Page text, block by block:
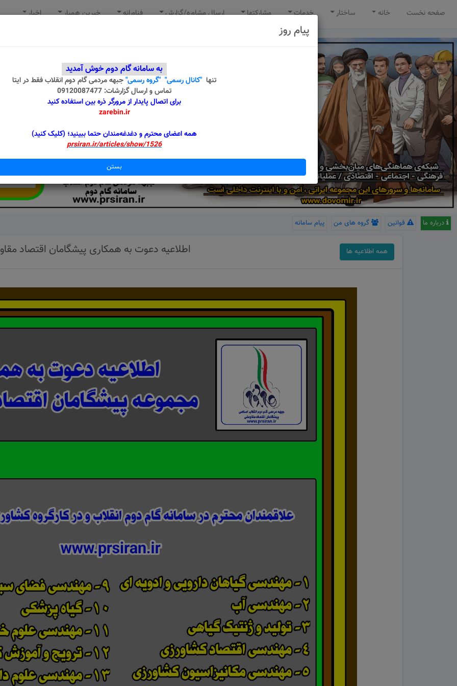
صفحه نخست خانه ساختار خدمات مشارکتها ارسال مشاوره/گزارش فناورانه خیرین همیار اخبار
درباره ما قوانین گروه های من پیام سامانه
همه اطلاعیه ها اطلاعیه دعوت به همکاری پیشگامان اقتصاد
پیام روز
به سامانه گام دوم خوش آمدید
تنها"کانال رسمی" "گروه رسمی"جبهه مردمی گام دوم انقلابفقط در ایتا
تماس و ارسال گزارشات: 09120087477
برای اتصال پایدار از مرورگر ذره بین استفاده کنید
zarebin.ir
همه اعضای محترم و دغدغه‌مندان حتما ببینید؛ (کلیک کنید)
prsiran.ir/articles/show/1526
بستن